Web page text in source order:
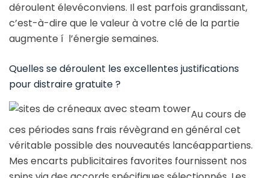
déroulent élevéconviens. Il est parfois grandissant,
c’est-à-dire que le valeur à votre clé de la partie
augmente í l’énergie semaines.
Quelles se déroulent les excellentes justifications
pour distraire gratuite ?
Au cours de
ces périodes sans frais révègrand en général cet
véritable possible des nouveautés lancéappartiens.
Mes encarts publicitaires favorites fournissent nos